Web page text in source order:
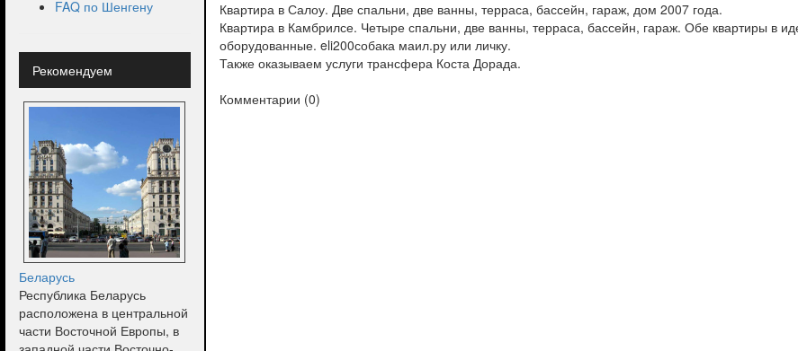
FAQ по Шенгену
Рекомендуем
Беларусь
Республика Беларусь
расположена в центральной
части Восточной Европы, в
Квартира в Салоу. Две спальни, две ванны, терраса, бассейн, гараж, дом 2007 года.
Квартира в Камбрилсе. Четыре спальни, две ванны, терраса, бассейн, гараж. Обе квартиры в
оборудованные. eli200собака маил.ру или личку.
Также оказываем услуги трансфера Коста Дорада.
Комментарии (0)